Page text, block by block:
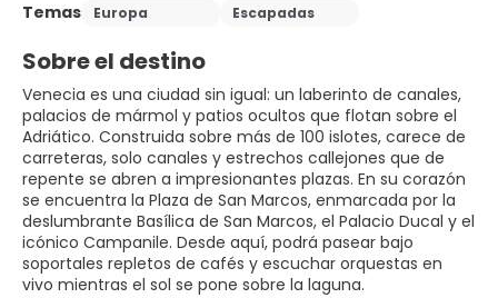
Temas
Europa Escapadas
Sobre el destino
Venecia es una ciudad sin igual: un laberinto de canales,
palacios de mármol y patios ocultos que flotan sobre el
Adriático. Construida sobre más de 100 islotes, carece de
carreteras, solo canales y estrechos callejones que de
repente se abren a impresionantes plazas. En su corazón
se encuentra la Plaza de San Marcos, enmarcada por la
deslumbrante Basílica de San Marcos, el Palacio Ducal y el
icónico Campanile. Desde aquí, podrá pasear bajo
soportales repletos de cafés y escuchar orquestas en
vivo mientras el sol se pone sobre la laguna.